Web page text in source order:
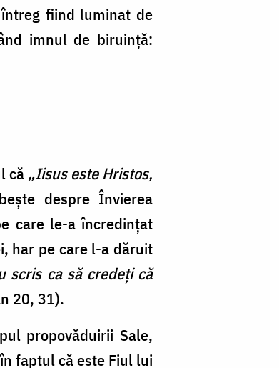
fiind luminat de
imnul de biruință:
că „Iisus este Hristos,
despre Învierea
care le-a încredințat
har pe care l-a dăruit
scris ca să credeți că
20, 31).
propovăduirii Sale,
faptul că este Fiul lui